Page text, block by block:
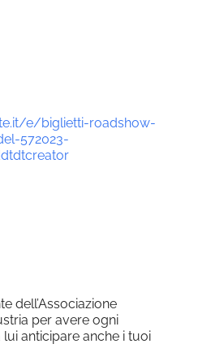
e/biglietti-roadshow-
572023-
dell’Associazione
per avere ogni
anticipare anche i tuoi